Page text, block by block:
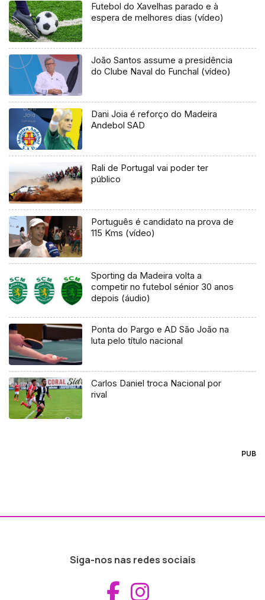
Futebol do Xavelhas parado e à
espera de melhores dias (vídeo)
João Santos assume a presidência
do Clube Naval do Funchal (vídeo)
Dani Joia é reforço do Madeira
Andebol SAD
Rali de Portugal vai poder ter
público
Português é candidato na prova de
115 Kms (vídeo)
Sporting da Madeira volta a
competir no futebol sénior 30 anos
depois (áudio)
Ponta do Pargo e AD São João na
luta pelo título nacional
Carlos Daniel troca Nacional por
rival
PUB
Siga-nos nas redes sociais
Aceder ao